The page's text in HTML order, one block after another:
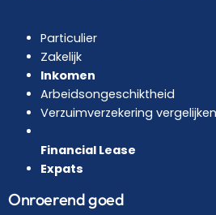
Particulier
Zakelijk
Inkomen
Arbeidsongeschiktheid
Verzuimverzekering vergelijken
Financial Lease
Expats
Onroerend goed